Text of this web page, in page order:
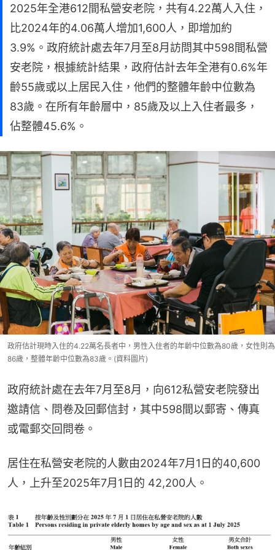
2025年全港612間私營安老院，共有4.22萬人入住，
比2024年的4.06萬人增加1,600人，即增加約
3.9%。政府統計處去年7月至8月訪問其中598間私營
安老院，根據統計結果，政府估計去年全港有0.6%年
齡55歲或以上居民入住，他們的整體年齡中位數為
83歲。在所有年齡層中，85歲及以上入住者最多，
佔整體45.6%。
政府估計現時入住的4.22萬名長者中，男性入住者的年齡中位數為80歲，女性則為
86歲，整體年齡中位數為83歲。(資料圖片)
政府統計處在去年7月至8月，向612私營安老院發出
邀請信、問卷及回郵信封，其中598間以郵寄、傳真
或電郵交回問卷。
居住在私營安老院的人數由2024年7月1日的40,600
人，上升至2025年7月1日的 42,200人。